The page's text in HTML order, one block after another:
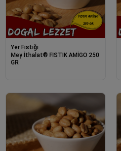
Yer Fıstığı
Mey İthalat® FISTIK AMİGO 250
GR